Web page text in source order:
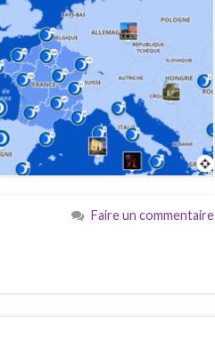
Faire un commentaire